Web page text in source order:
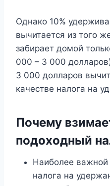
Однако 10%
вычитается из того
забирает домой
000 – 3 000
3 000 долларов
качестве налога на
Почему
подоходный
Наиболее важной
налога на